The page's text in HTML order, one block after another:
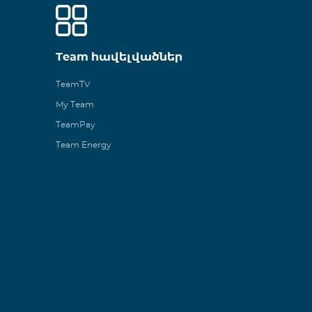
Team հավելվածներ
TeamTV
My Team
TeamPay
Team Energy